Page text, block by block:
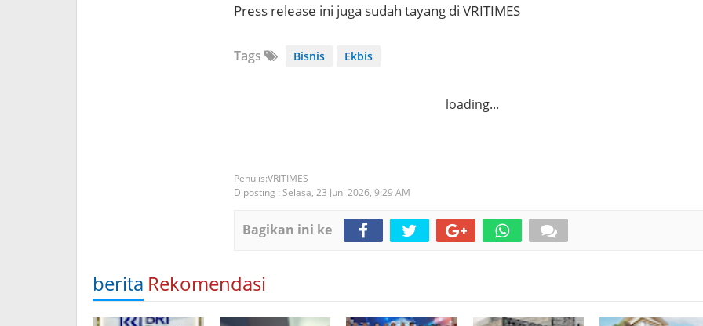
Press release ini juga sudah tayang di VRITIMES
Tags Bisnis Ekbis
loading...
VRITIMES
Diposting : Selasa, 23 Juni 2026, 9:29 AM
Bagikan ini ke
berita Rekomendasi